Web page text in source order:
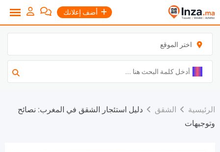
إلى
المحتوى
أضف إعلانك
اختر الموقع
الرئيسية الشقق
دليل استئجار الشقق في المغرب: نصائح
وتوجيهات